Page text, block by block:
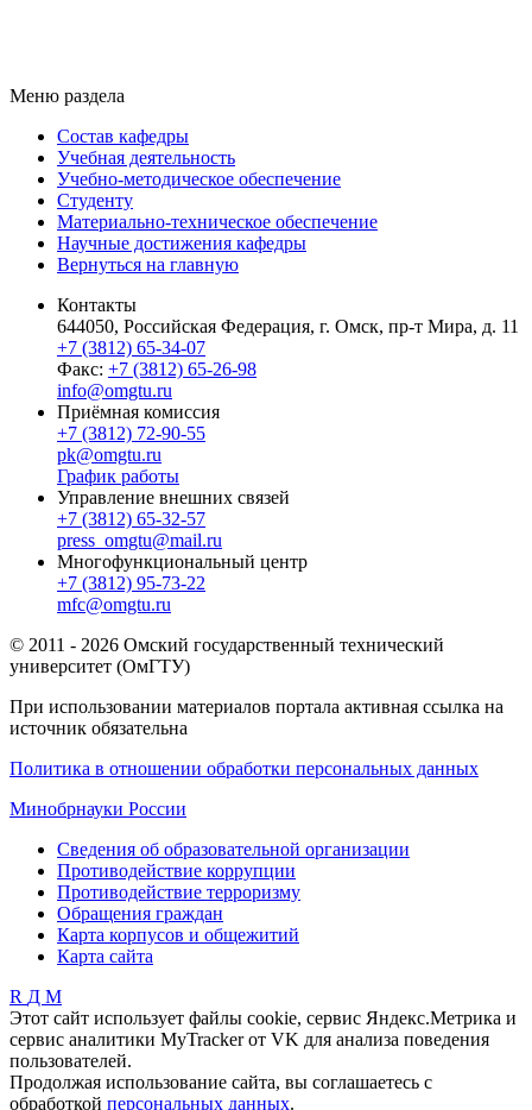
Меню раздела
Состав кафедры
Учебная деятельность
Учебно-методическое обеспечение
Студенту
Материально-техническое обеспечение
Научные достижения кафедры
Вернуться на главную
Контакты
644050, Российская Федерация, г. Омск, пр-т Мира, д. 11
+7 (3812) 65-34-07
Факс: +7 (3812) 65-26-98
info@omgtu.ru
Приёмная комиссия
+7 (3812) 72-90-55
pk@omgtu.ru
График работы
Управление внешних связей
+7 (3812) 65-32-57
press_omgtu@mail.ru
Многофункциональный центр
+7 (3812) 95-73-22
mfc@omgtu.ru
© 2011 - 2026 Омский государственный технический
университет (ОмГТУ)
При использовании материалов портала активная ссылка на
источник обязательна
Политика в отношении обработки персональных данных
Минобрнауки России
Сведения об образовательной организации
Противодействие коррупции
Противодействие терроризму
Обращения граждан
Карта корпусов и общежитий
Карта сайта
R Д М
Этот сайт использует файлы cookie, сервис Яндекс.Метрика и
сервис аналитики MyTracker от VK для анализа поведения
пользователей.
Продолжая использование сайта, вы соглашаетесь с
обработкой персональных данных.